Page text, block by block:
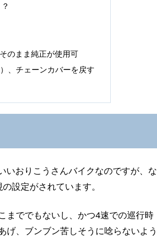
のまま純正が使用可
、チェーンカバーを戻す
いおりこうさんバイクなのですが、な
設定がされています。
まででもないし、かつ4速での巡行時
げ、ブンブン苦しそうに唸らないよう